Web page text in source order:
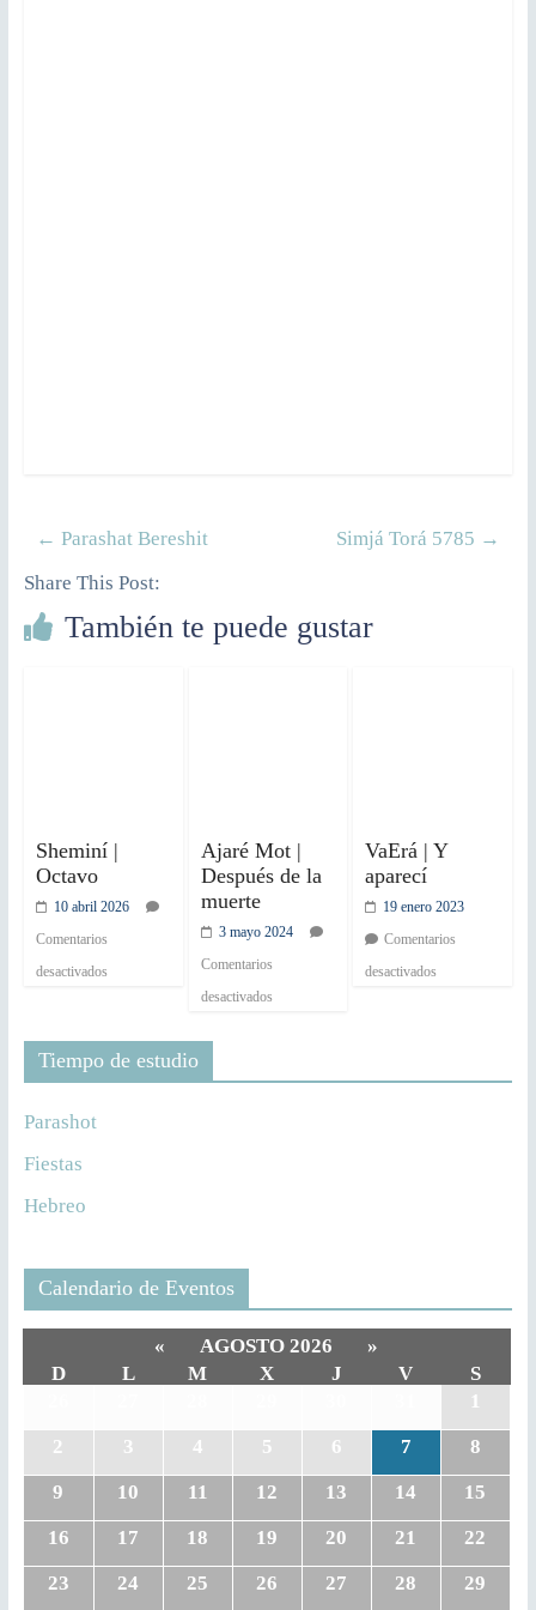
← Parashat Bereshit Simjá Torá 5785 →
Share This Post:
También te puede gustar
Sheminí |
Octavo
10 abril 2026
Comentarios
desactivados
Ajaré Mot |
Después de la
muerte
3 mayo 2024
Comentarios
desactivados
VaErá | Y
aparecí
19 enero 2023
Comentarios
desactivados
Tiempo de estudio
Parashot
Fiestas
Hebreo
Calendario de Eventos
« AGOSTO 2026
»
D
L M X J V
S
1
2
3 4 5 6 7
8
9
10 11 12 13 14
15
16
17 18 19 20 21
22
23
24 25 26 27 28
29